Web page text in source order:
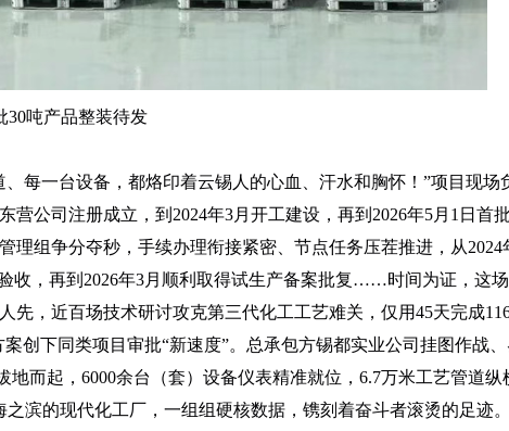
30吨产品整装待发
每一台设备，都烙印着云锡人的心血、汗水和胸怀！”项目现场
营公司注册成立，到2024年3月开工建设，再到2026年5月1日首
组争分夺秒，手续办理衔接紧密、节点任务压茬推进，从2024
收，再到2026年3月顺利取得试生产备案批复……时间为证，这
，近百场技术研讨攻克第三代化工工艺难关，仅用45天完成
创下同类项目审批“新速度”。总承包方锡都实业公司挂图作战
而起，6000余台（套）设备仪表精准就位，6.7万米工艺管道纵
滨的现代化工厂，一组组硬核数据，镌刻着奋斗者滚烫的足迹。